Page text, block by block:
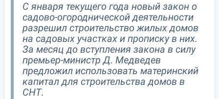
С января текущего года новый закон о
садово-огороднической деятельности
разрешил строительство жилых домов
на садовых участках и прописку в них.
За месяц до вступления закона в силу
премьер-министр Д. Медведев
предложил использовать материнский
капитал для строительства домов в
СНТ.